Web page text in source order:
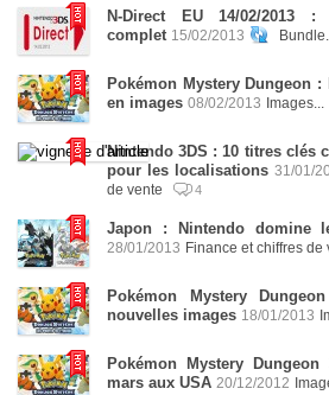
N-Direct EU 14/02/2013 :
complet 15/02/2013
Pokémon Mystery Dungeon
en images 08/02/2013 Images...
Nintendo 3DS : 10 titres clés
pour les localisations 31/01/
de vente
4
Japon : Nintendo domine
28/01/2013 Finance et chiffres de
Pokémon Mystery
nouvelles images 18/01/2013
Pokémon Mystery
mars aux USA 20/12/2012